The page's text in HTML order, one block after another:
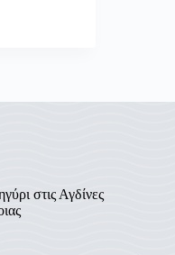
στις Αγδίνες